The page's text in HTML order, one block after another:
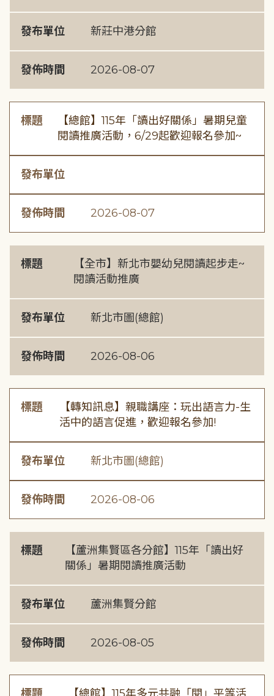
發布單位 新莊中港分館
發佈時間 2026-08-07
標題
【總館】115年「讀出好關係」暑期兒童
閱讀推廣活動，6/29起歡迎報名參加~
發布單位
發佈時間 2026-08-07
標題
【全市】新北市嬰幼兒閱讀起步走~
閱讀活動推廣
發布單位 新北市圖(總館)
發佈時間 2026-08-06
標題
【轉知訊息】親職講座：玩出語言力-生
活中的語言促進，歡迎報名參加!
發布單位 新北市圖(總館)
發佈時間 2026-08-06
標題
【蘆洲集賢區各分館】115年「讀出好
關係」暑期閱讀推廣活動
發布單位 蘆洲集賢分館
發佈時間 2026-08-05